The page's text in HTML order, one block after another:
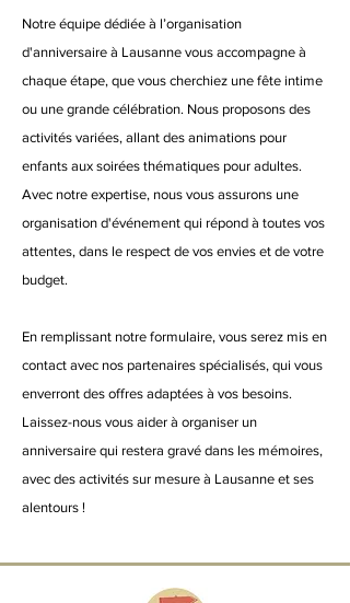
Notre équipe dédiée à l’organisation
d'anniversaire à Lausanne vous accompagne à
chaque étape, que vous cherchiez une fête intime
ou une grande célébration. Nous proposons des
activités variées, allant des animations pour
enfants aux soirées thématiques pour adultes.
Avec notre expertise, nous vous assurons une
organisation d'événement qui répond à toutes vos
attentes, dans le respect de vos envies et de votre
budget.
En remplissant notre formulaire, vous serez mis en
contact avec nos partenaires spécialisés, qui vous
enverront des offres adaptées à vos besoins.
Laissez-nous vous aider à organiser un
anniversaire qui restera gravé dans les mémoires,
avec des activités sur mesure à Lausanne et ses
alentours !